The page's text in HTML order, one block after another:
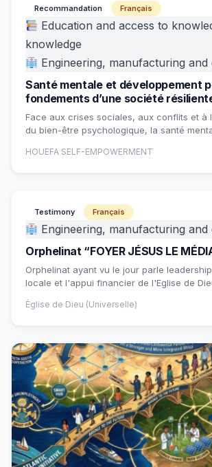
Recommandation Français
Education and access to
knowledge
Engineering, manufacturing
Santé mentale et développement
fondements d’une société
Face aux crises sociales, aux conflits et à
du bien-être psychologique, la santé
HOUEFA SELF-EMPOWERMENT
Testimony Français
Engineering, manufacturing
Orphelinat “FOYER JÉSUS LE
Orphelinat ayant vu le jour parle
locale et l'appui financier de l'Eglise de
Église de Dieu (Universelle)